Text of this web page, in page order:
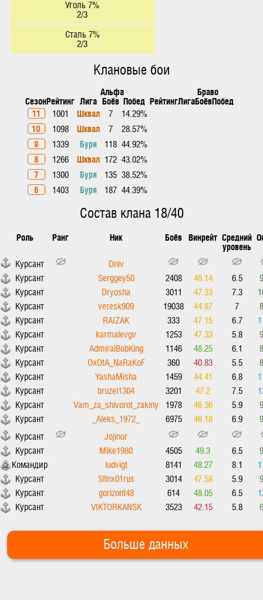
Уголь 7%
2/3
Сталь 7%
2/3
Клановые бои
Альфа Браво
СезонРейтинг Лига Боёв Побед РейтингЛигаБоёвПобед
11
1001 Шквал 7 14.29%
10 1098 Шквал 7 28.57%
9 1339 Буря 118 44.92%
8 1266 Шквал 172 43.02%
7 1300 Буря 135 38.52%
6 1403 Буря 187 44.39%
Состав клана 18/40
Роль Ранг Ник Боёв Винрейт Средний
уровень
Курсант
Dniv
Курсант
Serggey50 2408 46.14 6.5
Курсант
Dryosha 3011 47.33 7.3
Курсант
veresk909 19038 44.87 7
Курсант
RAIZAK 333 47.15 6.7
Курсант
karmalevgv 1253 47.33 5.8
Курсант
AdmiralBobKing 1146 48.25 6.1
Курсант
OxOtA_NaRaKoF 360 40.83 5.5
Курсант
YashaMisha 1459 44.41 6.8
Курсант
bruzel1304 3201 47.2 7.5
Курсант
Vam_za_shivorot_zakiny 1978 46.36 5.9
Курсант
_Aleks_1972_ 6975 46.18 6.9
Курсант
Jojinor
Курсант
Mike1980 4505 49.3 6.5
Командир
ludvigt 8141 48.27 8.1
Курсант
Sfinx01rus 3014 47.58 5.9
Курсант
gorizont48 614 48.05 6.5
Курсант
VIKTORKANSK 3523 42.15 5.8
Больше данных